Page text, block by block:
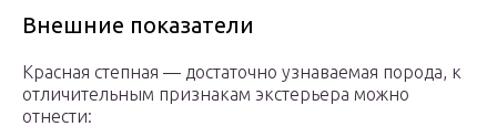
Внешние показатели
Красная степная — достаточно узнаваемая порода, к
отличительным признакам экстерьера можно
отнести: